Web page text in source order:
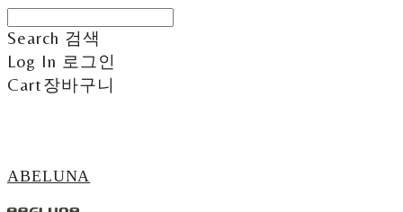
Search 검색
Log In 로그인
Cart장바구니
ABELUNA